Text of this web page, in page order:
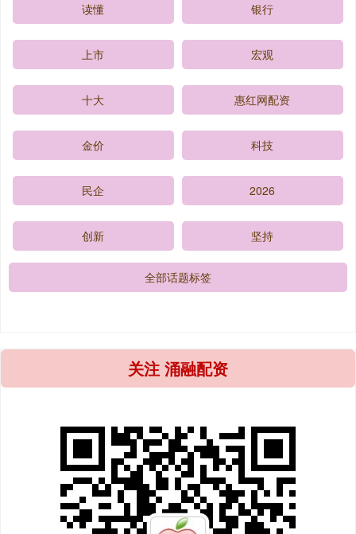
读懂 银行
上市 宏观
十大 惠红网配资
金价 科技
民企 2026
创新 坚持
全部话题标签
关注 涌融配资